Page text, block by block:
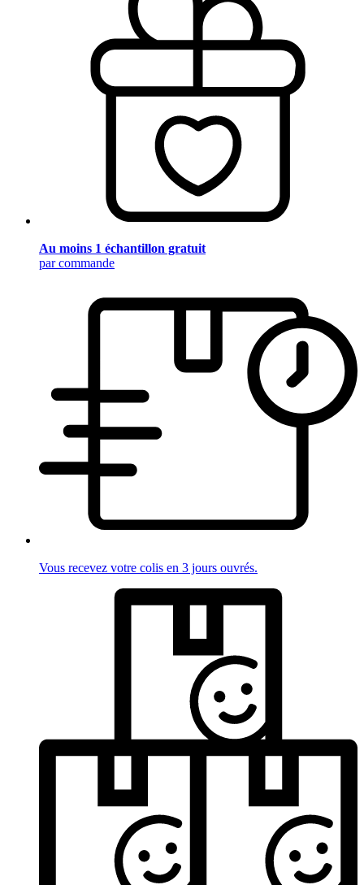
Au moins 1 échantillon gratuit
par commande
Vous recevez votre colis en 3 jours ouvrés.